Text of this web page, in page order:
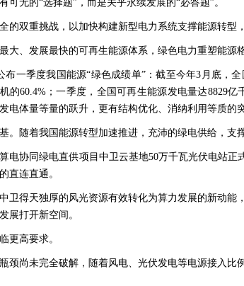
可无的“选择题”，而是关乎永续发展的“必答题”。
的双重挑战，以加快构建新型电力系统支撑能源转型
大、发展最快的可再生能源体系，绿色电力重塑能源
布一季度我国能源“绿色成绩单”：截至今年3月底，
的60.4%；一季度，全国可再生能源发电量达8829
电体量等量的跃升，更有结构优化、消纳利用等质的突
。随着我国能源转型加速推进，充沛的绿电供给，支
电协同绿电直供项目中卫云基地50万千瓦光伏电站正
直连直通。
卫得天独厚的风光资源有效转化为算力发展的新动能
展打开新空间。
更高要求。
颈尚未完全破解，随着风电、光伏发电等电源接入比